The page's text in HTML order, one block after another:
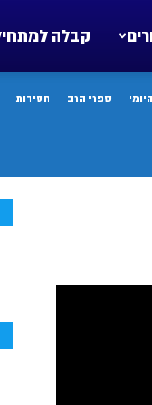
קבלה
ספרי הרב חסידות